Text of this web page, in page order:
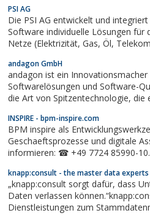
PSI AG
Die PSI AG entwickelt und
Software individuelle Lösungen für
Netze (Elektrizität, Gas, Öl, Telekommunikation, Verkehr),
Chemie, Maschinenbau, Automotive, Logistik) sowie
Informationsmanagement für
andagon GmbH
andagon ist ein
Softwarelösungen und Software-
die Art von Spitzentechnologie, die es Unternehmen ermöglicht,
verwandeln. Unsere Lösungen
unternehmenskritischer...
INSPIRE - bpm-inspire.com
BPM inspire als
Geschaeftsprozesse und digitale
informieren: ☎ +49 7724 85990-10.
knapp:consult - the master data experts
„knapp:consult sorgt dafür, dass Unternehmen sich auf ihre
Daten verlassen
Dienstleistungen zum